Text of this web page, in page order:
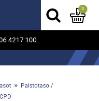
4217 100
0
»
Paistotaso /